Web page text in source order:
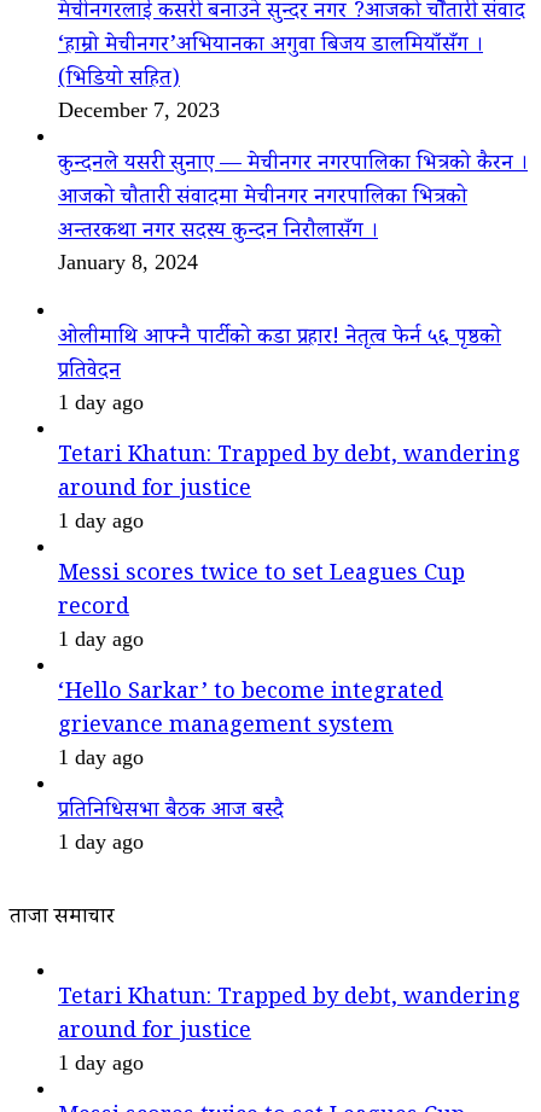
मेचीनगरलाई कसरी बनाउने सुन्दर नगर ?आजको चौैतारी संवाद
‘हाम्रो मेचीनगर’अभियानका अगुवा बिजय डालमियाँसँग ।
(भिडियो सहित)
December 7, 2023
कुन्दनले यसरी सुनाए — मेचीनगर नगरपालिका भित्रको कैरन ।
आजको चौतारी संवादमा मेचीनगर नगरपालिका भित्रको
अन्तरकथा नगर सदस्य कुन्दन निरौलासँग ।
January 8, 2024
ओलीमाथि आफ्नै पार्टीको कडा प्रहार! नेतृत्व फेर्न ५६ पृष्ठको
प्रतिवेदन
1 day ago
Tetari Khatun: Trapped by debt, wandering
around for justice
1 day ago
Messi scores twice to set Leagues Cup
record
1 day ago
‘Hello Sarkar’ to become integrated
grievance management system
1 day ago
प्रतिनिधिसभा बैठक आज बस्दै
1 day ago
ताजा समाचार
Tetari Khatun: Trapped by debt, wandering
around for justice
1 day ago